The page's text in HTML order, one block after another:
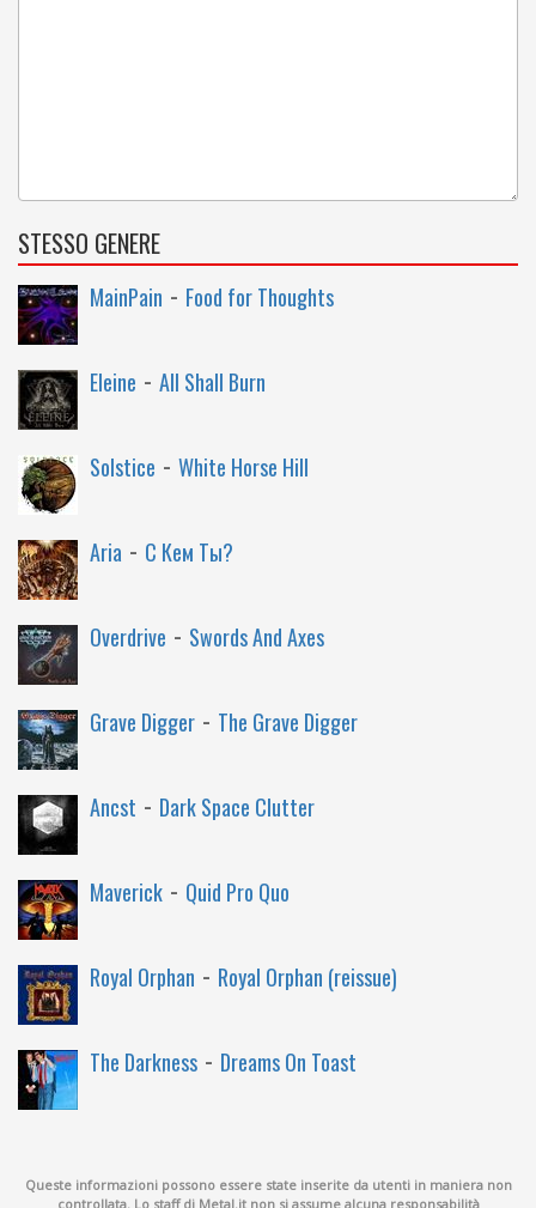
STESSO GENERE
MainPain - Food for Thoughts
Eleine - All Shall Burn
Solstice - White Horse Hill
Aria - С Кем Ты?
Overdrive - Swords And Axes
Grave Digger - The Grave Digger
Ancst - Dark Space Clutter
Maverick - Quid Pro Quo
Royal Orphan - Royal Orphan (reissue)
The Darkness - Dreams On Toast
Queste informazioni possono essere state inserite da utenti in maniera non
controllata. Lo staff di Metal.it non si assume alcuna responsabilità